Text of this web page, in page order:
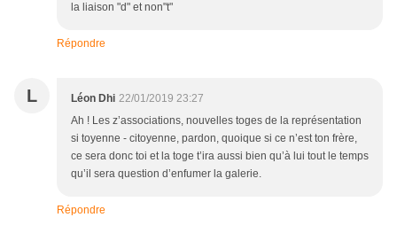
la liaison "d" et non"t"
Répondre
L Léon Dhi 22/01/2019 23:27
Ah ! Les z’associations, nouvelles toges de la représentation
si toyenne - citoyenne, pardon, quoique si ce n’est ton frère,
ce sera donc toi et la toge t’ira aussi bien qu’à lui tout le temps
qu’il sera question d’enfumer la galerie.
Répondre